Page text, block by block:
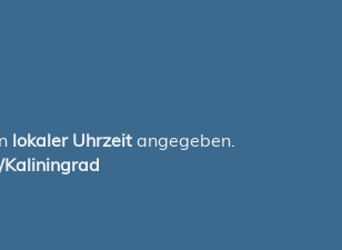
lokaler Uhrzeit angegeben.
Kaliningrad